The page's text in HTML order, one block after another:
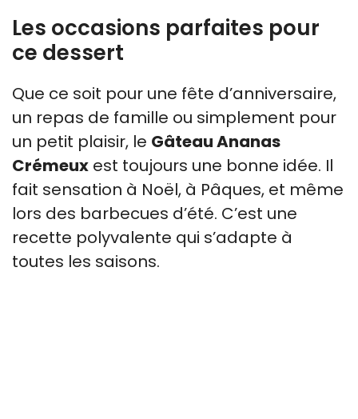
Les occasions parfaites pour
ce dessert
Que ce soit pour une fête d’anniversaire,
un repas de famille ou simplement pour
un petit plaisir, le Gâteau Ananas
Crémeux est toujours une bonne idée. Il
fait sensation à Noël, à Pâques, et même
lors des barbecues d’été. C’est une
recette polyvalente qui s’adapte à
toutes les saisons.